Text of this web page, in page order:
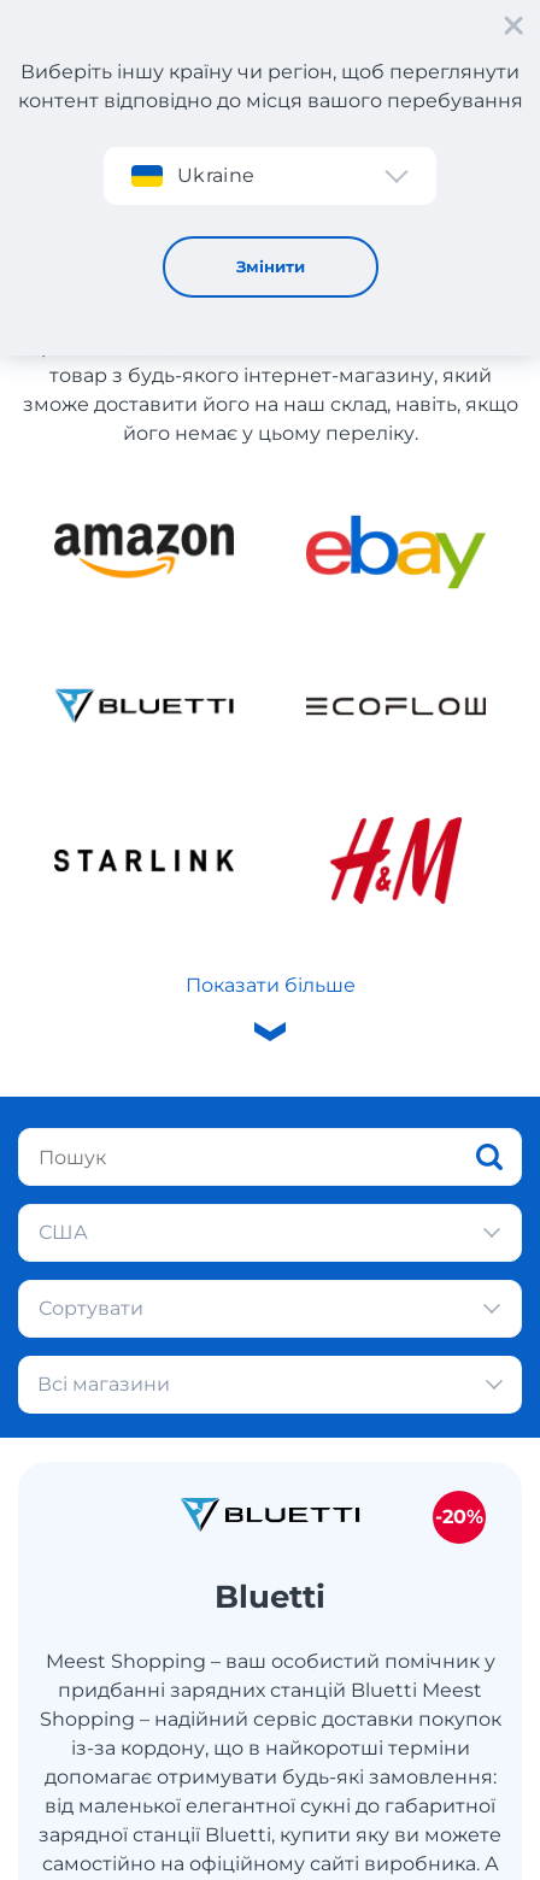
Реєстрація
Виберіть іншу країну чи регіон, щоб переглянути
контент відповідно до місця вашого перебування
Ukraine
Змінити
Каталог магазинів США
Каталог магазинів США
товар з будь-якого інтернет-магазину, який
зможе доставити його на наш склад, навіть, якщо
його немає у цьому переліку.
Показати більше
США
Сортувати
Всі магазини
Bluetti
Meest Shopping – ваш особистий помічник у
придбанні зарядних станцій Bluetti Meest
Shopping – надійний сервіс доставки покупок
із-за кордону, що в найкоротші терміни
допомагає отримувати будь-які замовлення:
від маленької елегантної сукні до габаритної
зарядної станції Bluetti, купити яку ви можете
самостійно на офіційному сайті виробника. А
-20%